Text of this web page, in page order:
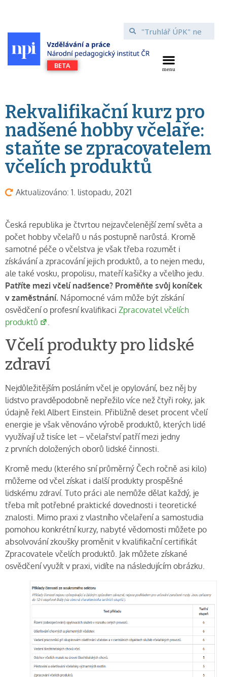
Rekvalifikační kurz pro
nadšené hobby včelaře:
staňte se zpracovatelem
včelích produktů
Aktualizováno: 1. listopadu, 2021
Česká republika je čtvrtou nejzavčelenější zemí světa a
počet hobby včelařů u nás postupně narůstá. Kromě
samotné péče o včelstva je však třeba rozumět i
získávání a zpracování jejich produktů, a to nejen medu,
ale také vosku, propolisu, mateří kašičky a včelího jedu.
Patříte mezi včelí nadšence? Proměňte svůj koníček
v zaměstnání. Nápomocné vám může být získání
osvědčení o profesní kvalifikaci Zpracovatel včelích
produktů
.
Včelí produkty pro lidské
zdraví
Nejdůležitějším posláním včel je opylování, bez něj by
lidstvo pravděpodobně nepřežilo více než čtyři roky, jak
údajně řekl Albert Einstein. Přibližně deset procent včelí
energie je však věnováno výrobě produktů, kterých lidé
využívají už tisíce let – včelařství patří mezi jedny
z prvních doložených oborů lidské činnosti.
Kromě medu (kterého sní průměrný Čech ročně asi kilo)
můžeme od včel získat i další produkty prospěšné
lidskému zdraví. Tuto práci ale nemůže dělat každý, je
třeba mít potřebné praktické dovednosti i teoretické
znalosti. Mimo praxi z vlastního včelaření a samostudia
pomohou konkrétní kurzy, nabyté vědomosti můžete po
absolvování zkoušky proměnit v kvalifikační certifikát
Zpracovatele včelích produktů. Jak můžete získané
osvědčení využít v praxi, vidíte na následujícím obrázku.